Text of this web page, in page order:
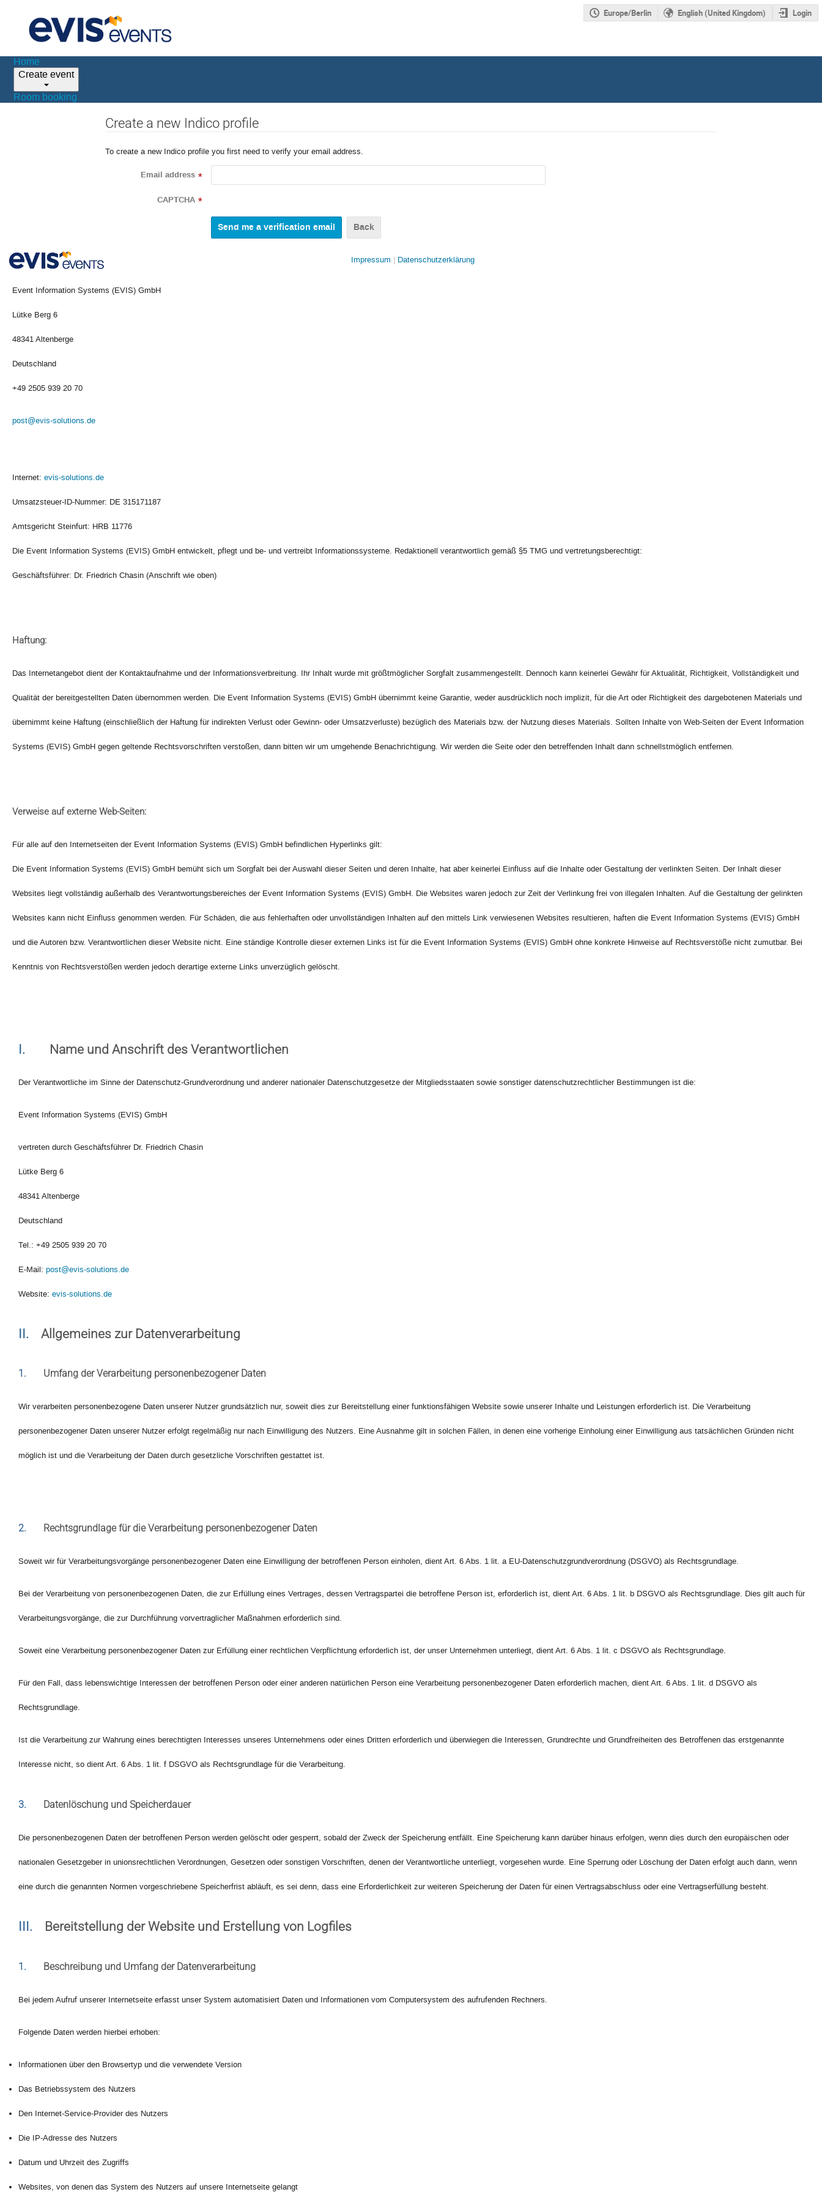
Europe/Berlin English (United Kingdom) Login
Home
Create event
Room booking
Create a new Indico profile
To create a new Indico profile you first need to verify your email address.
Email address *
CAPTCHA *
Back
Impressum Datenschutzerklärung
Event Information Systems (EVIS) GmbH
Lütke Berg 6
48341 Altenberge
Deutschland
+49 2505 939 20 70
post@evis-solutions.de
Internet: evis-solutions.de
Umsatzsteuer-ID-Nummer: DE 315171187
Amtsgericht Steinfurt: HRB 11776
Die Event Information Systems (EVIS) GmbH entwickelt, pflegt und be- und vertreibt Informationssysteme. Redaktionell verantwortlich gemäß §5 TMG und vertretungsberechtigt:
Geschäftsführer: Dr. Friedrich Chasin (Anschrift wie oben)
Haftung:
Das Internetangebot dient der Kontaktaufnahme und der Informationsverbreitung. Ihr Inhalt wurde mit größtmöglicher Sorgfalt zusammengestellt. Dennoch kann keinerlei Gewähr für Aktualität, Richtigkeit, Vollständigkeit und
Qualität der bereitgestellten Daten übernommen werden. Die Event Information Systems (EVIS) GmbH übernimmt keine Garantie, weder ausdrücklich noch implizit, für die Art oder Richtigkeit des dargebotenen Materials und
übernimmt keine Haftung (einschließlich der Haftung für indirekten Verlust oder Gewinn- oder Umsatzverluste) bezüglich des Materials bzw. der Nutzung dieses Materials. Sollten Inhalte von Web-Seiten der Event Information
Systems (EVIS) GmbH gegen geltende Rechtsvorschriften verstoßen, dann bitten wir um umgehende Benachrichtigung. Wir werden die Seite oder den betreffenden Inhalt dann schnellstmöglich entfernen.
Verweise auf externe Web-Seiten:
Für alle auf den Internetseiten der Event Information Systems (EVIS) GmbH befindlichen Hyperlinks gilt:
Die Event Information Systems (EVIS) GmbH bemüht sich um Sorgfalt bei der Auswahl dieser Seiten und deren Inhalte, hat aber keinerlei Einfluss auf die Inhalte oder Gestaltung der verlinkten Seiten. Der Inhalt dieser
Websites liegt vollständig außerhalb des Verantwortungsbereiches der Event Information Systems (EVIS) GmbH. Die Websites waren jedoch zur Zeit der Verlinkung frei von illegalen Inhalten. Auf die Gestaltung der gelinkten
Websites kann nicht Einfluss genommen werden. Für Schäden, die aus fehlerhaften oder unvollständigen Inhalten auf den mittels Link verwiesenen Websites resultieren, haften die Event Information Systems (EVIS) GmbH
und die Autoren bzw. Verantwortlichen dieser Website nicht. Eine ständige Kontrolle dieser externen Links ist für die Event Information Systems (EVIS) GmbH ohne konkrete Hinweise auf Rechtsverstöße nicht zumutbar. Bei
Kenntnis von Rechtsverstößen werden jedoch derartige externe Links unverzüglich gelöscht.
I. Name und Anschrift des Verantwortlichen
Der Verantwortliche im Sinne der Datenschutz-Grundverordnung und anderer nationaler Datenschutzgesetze der Mitgliedsstaaten sowie sonstiger datenschutzrechtlicher Bestimmungen ist die:
Event Information Systems (EVIS) GmbH
vertreten durch Geschäftsführer Dr. Friedrich Chasin
Lütke Berg 6
48341 Altenberge
Deutschland
Tel.: +49 2505 939 20 70
E-Mail: post@evis-solutions.de
Website: evis-solutions.de
II. Allgemeines zur Datenverarbeitung
1. Umfang der Verarbeitung personenbezogener Daten
Wir verarbeiten personenbezogene Daten unserer Nutzer grundsätzlich nur, soweit dies zur Bereitstellung einer funktionsfähigen Website sowie unserer Inhalte und Leistungen erforderlich ist. Die Verarbeitung
personenbezogener Daten unserer Nutzer erfolgt regelmäßig nur nach Einwilligung des Nutzers. Eine Ausnahme gilt in solchen Fällen, in denen eine vorherige Einholung einer Einwilligung aus tatsächlichen Gründen nicht
möglich ist und die Verarbeitung der Daten durch gesetzliche Vorschriften gestattet ist.
2. Rechtsgrundlage für die Verarbeitung personenbezogener Daten
Soweit wir für Verarbeitungsvorgänge personenbezogener Daten eine Einwilligung der betroffenen Person einholen, dient Art. 6 Abs. 1 lit. a EU-Datenschutzgrundverordnung (DSGVO) als Rechtsgrundlage.
Bei der Verarbeitung von personenbezogenen Daten, die zur Erfüllung eines Vertrages, dessen Vertragspartei die betroffene Person ist, erforderlich ist, dient Art. 6 Abs. 1 lit. b DSGVO als Rechtsgrundlage. Dies gilt auch für
Verarbeitungsvorgänge, die zur Durchführung vorvertraglicher Maßnahmen erforderlich sind.
Soweit eine Verarbeitung personenbezogener Daten zur Erfüllung einer rechtlichen Verpflichtung erforderlich ist, der unser Unternehmen unterliegt, dient Art. 6 Abs. 1 lit. c DSGVO als Rechtsgrundlage.
Für den Fall, dass lebenswichtige Interessen der betroffenen Person oder einer anderen natürlichen Person eine Verarbeitung personenbezogener Daten erforderlich machen, dient Art. 6 Abs. 1 lit. d DSGVO als
Rechtsgrundlage.
Ist die Verarbeitung zur Wahrung eines berechtigten Interesses unseres Unternehmens oder eines Dritten erforderlich und überwiegen die Interessen, Grundrechte und Grundfreiheiten des Betroffenen das erstgenannte
Interesse nicht, so dient Art. 6 Abs. 1 lit. f DSGVO als Rechtsgrundlage für die Verarbeitung.
3. Datenlöschung und Speicherdauer
Die personenbezogenen Daten der betroffenen Person werden gelöscht oder gesperrt, sobald der Zweck der Speicherung entfällt. Eine Speicherung kann darüber hinaus erfolgen, wenn dies durch den europäischen oder
nationalen Gesetzgeber in unionsrechtlichen Verordnungen, Gesetzen oder sonstigen Vorschriften, denen der Verantwortliche unterliegt, vorgesehen wurde. Eine Sperrung oder Löschung der Daten erfolgt auch dann, wenn
eine durch die genannten Normen vorgeschriebene Speicherfrist abläuft, es sei denn, dass eine Erforderlichkeit zur weiteren Speicherung der Daten für einen Vertragsabschluss oder eine Vertragserfüllung besteht.
III. Bereitstellung der Website und Erstellung von Logfiles
1. Beschreibung und Umfang der Datenverarbeitung
Bei jedem Aufruf unserer Internetseite erfasst unser System automatisiert Daten und Informationen vom Computersystem des aufrufenden Rechners.
Folgende Daten werden hierbei erhoben:
Informationen über den Browsertyp und die verwendete Version
Das Betriebssystem des Nutzers
Den Internet-Service-Provider des Nutzers
Die IP-Adresse des Nutzers
Datum und Uhrzeit des Zugriffs
Websites, von denen das System des Nutzers auf unsere Internetseite gelangt